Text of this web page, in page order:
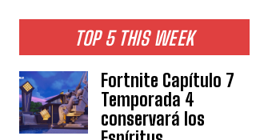
TOP 5 THIS WEEK
Fortnite Capítulo 7
Temporada 4
conservará los